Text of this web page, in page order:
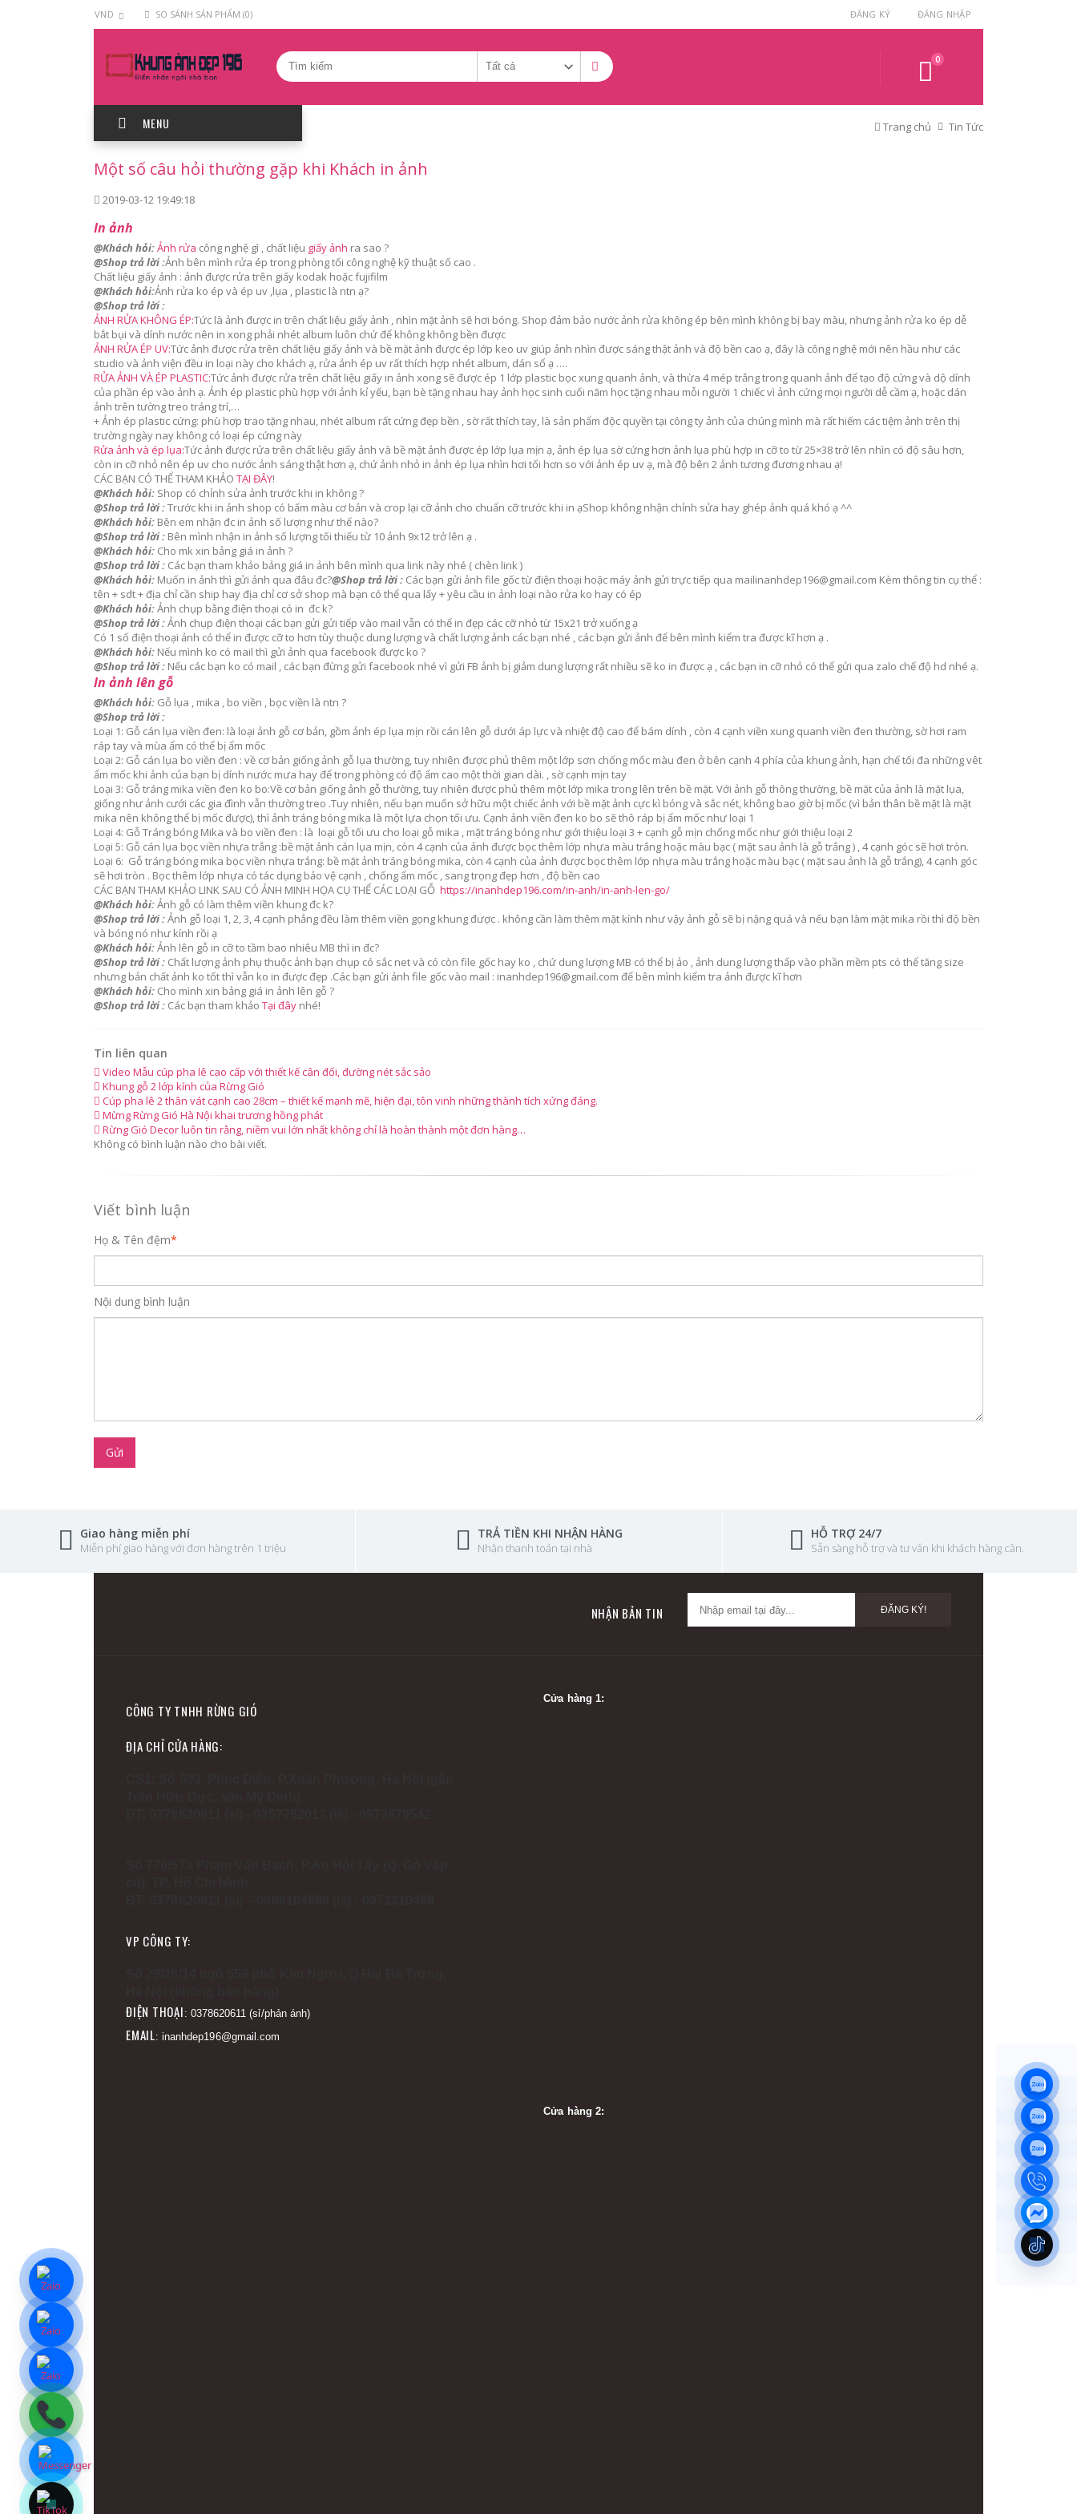
VND SO SÁNH SẢN PHẨM (0) ĐĂNG KÝ ĐĂNG NHẬP
0
MENU Trang chủ Tin Tức
Một số câu hỏi thường gặp khi Khách in ảnh
2019-03-12 19:49:18
In ảnh
@Khách hỏi:Ảnh rửa công nghệ gì , chất liệu giấy ảnh ra sao ?
@Shop trả lời :Ảnh bên mình rửa ép trong phòng tối công nghệ kỹ thuật số cao .
Chất liệu giấy ảnh : ảnh được rửa trên giấy kodak hoặc fujifilm
@Khách hỏi:Ảnh rửa ko ép và ép uv ,lụa , plastic là ntn ạ?
@Shop trả lời :
ẢNH RỬA KHÔNG ÉP:Tức là ảnh được in trên chất liệu giấy ảnh , nhìn mặt ảnh sẽ hơi bóng. Shop đảm bảo nước ảnh rửa không ép bên mình không bị bay màu, nhưng ảnh rửa ko ép dễ
bắt bụi và dính nước nên in xong phải nhét album luôn chứ để không không bền được
ẢNH RỬA ÉP UV:Tức ảnh được rửa trên chất liệu giấy ảnh và bề mặt ảnh được ép lớp keo uv giúp ảnh nhìn được sáng thật ảnh và độ bền cao ạ, đây là công nghệ mới nên hầu như các
studio và ảnh viện đều in loại này cho khách ạ, rửa ảnh ép uv rất thích hợp nhét album, dán sổ ạ ….
RỬA ẢNH VÀ ÉP PLASTIC:Tức ảnh được rửa trên chất liệu giấy in ảnh xong sẽ được ép 1 lớp plastic bọc xung quanh ảnh, và thừa 4 mép trắng trong quanh ảnh để tạo độ cứng và dộ dính
của phần ép vào ảnh ạ. Ảnh ép plastic phù hợp với ảnh kỉ yếu, bạn bè tặng nhau hay ảnh học sinh cuối năm học tặng nhau mỗi người 1 chiếc vì ảnh cứng mọi người dễ cầm ạ, hoặc dán
ảnh trên tường treo tráng trí,…
+ Ảnh ép plastic cứng: phù hợp trao tặng nhau, nhét album rất cứng đẹp bền , sờ rất thích tay, là sản phẩm độc quyền tại công ty ảnh của chúng mình mà rất hiếm các tiệm ảnh trên thị
trường ngày nay không có loại ép cứng này
Rửa ảnh và ép lụa:Tức ảnh được rửa trên chất liệu giấy ảnh và bề mặt ảnh được ép lớp lụa mịn ạ, ảnh ép lụa sờ cứng hơn ảnh lụa phù hợp in cỡ to từ 25×38 trở lên nhìn có độ sâu hơn,
còn in cỡ nhỏ nên ép uv cho nước ảnh sáng thật hơn ạ, chứ ảnh nhỏ in ảnh ép lụa nhìn hơi tối hơn so với ảnh ép uv ạ, mà độ bên 2 ảnh tương đương nhau ạ!
CÁC BẠN CÓ THỂ THAM KHẢO TẠI ĐÂY!
@Khách hỏi: Shop có chỉnh sửa ảnh trước khi in không ?
@Shop trả lời :Trước khi in ảnh shop có bấm màu cơ bản và crop lại cỡ ảnh cho chuẩn cỡ trước khi in ạShop không nhận chỉnh sửa hay ghép ảnh quá khó ạ ^^
@Khách hỏi: Bên em nhận đc in ảnh số lượng như thế nào?
@Shop trả lời : Bên mình nhận in ảnh số lượng tối thiếu từ 10 ảnh 9x12 trở lên ạ .
@Khách hỏi: Cho mk xin bảng giá in ảnh ?
@Shop trả lời : Các bạn tham khảo bảng giá in ảnh bên mình qua link này nhé ( chèn link )
@Khách hỏi: Muốn in ảnh thì gửi ảnh qua đâu đc?@Shop trả lời : Các bạn gửi ảnh file gốc từ điện thoại hoặc máy ảnh gửi trực tiếp qua mailinanhdep196@gmail.com Kèm thông tin cụ thể :
tên + sdt + địa chỉ cần ship hay địa chỉ cơ sở shop mà bạn có thể qua lấy + yêu cầu in ảnh loại nào rửa ko hay có ép
@Khách hỏi:Ảnh chụp bằng điện thoại có in đc k?
@Shop trả lời :Ảnh chụp điện thoại các bạn gửi gửi tiếp vào mail vẫn có thể in đẹp các cỡ nhỏ từ 15x21 trở xuống ạ
Có 1 số điện thoại ảnh có thể in được cỡ to hơn tùy thuộc dung lượng và chất lượng ảnh các bạn nhé , các bạn gửi ảnh để bên mình kiểm tra được kĩ hơn ạ .
@Khách hỏi: Nếu mình ko có mail thì gửi ảnh qua facebook được ko ?
@Shop trả lời : Nếu các bạn ko có mail , các bạn đừng gửi facebook nhé vì gửi FB ảnh bị giảm dung lượng rất nhiều sẽ ko in được ạ , các bạn in cỡ nhỏ có thể gửi qua zalo chế độ hd nhé ạ.
In ảnh lên gỗ
@Khách hỏi: Gỗ lụa , mika , bo viền , bọc viền là ntn ?
@Shop trả lời :
Loại 1: Gỗ cán lụa viền đen: là loại ảnh gỗ cơ bản, gồm ảnh ép lụa mịn rồi cán lên gỗ dưới áp lực và nhiệt độ cao để bám dính , còn 4 cạnh viền xung quanh viền đen thường, sờ hơi ram
ráp tay và mùa ẩm có thể bị ẩm mốc
Loại 2: Gỗ cán lụa bo viền đen : về cơ bản giống ảnh gỗ lụa thường, tuy nhiên được phủ thêm một lớp sơn chống mốc màu đen ở bên cạnh 4 phía của khung ảnh, hạn chế tối đa những vêt
ẩm mốc khi ảnh của bạn bị dính nước mưa hay để trong phòng có độ ẩm cao một thời gian dài. , sờ cạnh mịn tay
Loại 3: Gỗ tráng mika viền đen ko bo:Về cơ bản giống ảnh gỗ thường, tuy nhiên được phủ thêm một lớp mika trong lên trên bề mặt. Với ảnh gỗ thông thường, bề mặt của ảnh là mặt lụa,
giống như ảnh cưới các gia đình vẫn thường treo .Tuy nhiên, nếu bạn muốn sở hữu một chiếc ảnh với bề mặt ảnh cực kì bóng và sắc nét, không bao giờ bị mốc (vì bản thân bề mặt là mặt
mika nên không thể bị mốc được), thì ảnh tráng bóng mika là một lựa chọn tối ưu. Cạnh ảnh viền đen ko bo sẽ thô ráp bị ẩm mốc như loại 1
Loại 4: Gỗ Tráng bóng Mika và bo viền đen : là loại gỗ tối ưu cho loại gỗ mika , mặt tráng bóng như giới thiệu loại 3 + cạnh gỗ mịn chống mốc như giới thiệu loại 2
Loại 5: Gỗ cán lụa bọc viền nhựa trắng :bề mặt ảnh cán lụa mịn, còn 4 cạnh của ảnh được bọc thêm lớp nhựa màu trắng hoặc màu bạc ( mặt sau ảnh là gỗ trắng ) , 4 cạnh góc sẽ hơi tròn.
Loại 6: Gỗ tráng bóng mika bọc viền nhựa trắng: bề mặt ảnh tráng bóng mika, còn 4 cạnh của ảnh được bọc thêm lớp nhựa màu trắng hoặc màu bạc ( mặt sau ảnh là gỗ trắng), 4 cạnh góc
sẽ hơi tròn . Bọc thêm lớp nhựa có tác dụng bảo vệ cạnh , chống ẩm mốc , sang trọng đẹp hơn , độ bền cao
CÁC BẠN THAM KHẢO LINK SAU CÓ ẢNH MINH HỌA CỤ THỂ CÁC LOẠI GỖ https://inanhdep196.com/in-anh/in-anh-len-go/
@Khách hỏi:Ảnh gỗ có làm thêm viền khung đc k?
@Shop trả lời :Ảnh gỗ loại 1, 2, 3, 4 cạnh phẳng đều làm thêm viền gọng khung được . không cần làm thêm mặt kính như vậy ảnh gỗ sẽ bị nặng quá và nếu bạn làm mặt mika rồi thì độ bền
và bóng nó như kính rồi ạ
@Khách hỏi:Ảnh lên gỗ in cỡ to tầm bao nhiêu MB thì in đc?
@Shop trả lời : Chất lượng ảnh phụ thuộc ảnh bạn chụp có sắc net và có còn file gốc hay ko , chứ dung lượng MB có thể bị ảo , ảnh dung lượng thấp vào phần mềm pts có thể tăng size
nhưng bản chất ảnh ko tốt thì vẫn ko in được đẹp .Các bạn gửi ảnh file gốc vào mail : inanhdep196@gmail.com để bên mình kiểm tra ảnh được kĩ hơn
@Khách hỏi: Cho mình xin bảng giá in ảnh lên gỗ ?
@Shop trả lời : Các bạn tham khảo Tại đây nhé!
Tin liên quan
Video Mẫu cúp pha lê cao cấp với thiết kế cân đối, đường nét sắc sảo
Khung gỗ 2 lớp kính của Rừng Gió
Cúp pha lê 2 thân vát cạnh cao 28cm – thiết kế mạnh mẽ, hiện đại, tôn vinh những thành tích xứng đáng.
Mừng Rừng Gió Hà Nội khai trương hồng phát
Rừng Gió Decor luôn tin rằng, niềm vui lớn nhất không chỉ là hoàn thành một đơn hàng…
Không có bình luận nào cho bài viết.
Viết bình luận
*
Họ & Tên đệm
Nội dung bình luận
Gửi
Giao hàng miễn phí
Miễn phí giao hàng với đơn hàng trên 1 triệu
TRẢ TIỀN KHI NHẬN HÀNG
Nhận thanh toán tại nhà
HỖ TRỢ 24/7
Sẵn sàng hỗ trợ và tư vấn khi khách hàng cần.
NHẬN BẢN TIN ĐĂNG KÝ!
CÔNG TY TNHH RỪNG GIÓ
ĐỊA CHỈ CỬA HÀNG:
VP CÔNG TY:
ĐIỆN THOẠI : 0378620611 (sỉ/phản ánh)
EMAIL: inanhdep196@gmail.com
Cửa hàng 1:
Cửa hàng 2: